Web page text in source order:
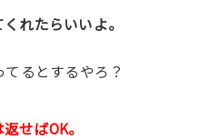
れたらいいよ。
るとするやろ？
せばOK。